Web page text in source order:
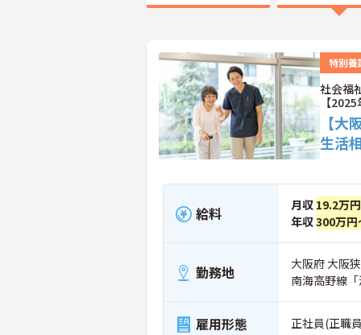
特別養
社会福
【
【
生活
給料 月収 19.2万
年収300万
勤務地
大阪府 大阪
南海高野線
雇用形態 正社員(正職